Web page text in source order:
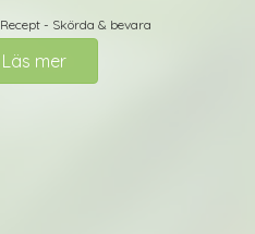
Recept - Skörda & bevara
Läs mer